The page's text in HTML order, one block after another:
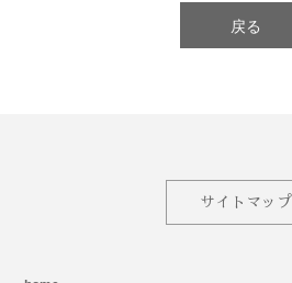
戻る
サイトマップ